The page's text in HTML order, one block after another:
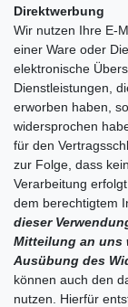
Direktwerbung
Wir nutzen Ihre E-
einer Ware oder
elektronische
Dienstleistungen,
erworben haben,
widersprochen
für den
zur Folge, dass
Verarbeitung
dem berechtigtem
dieser
Mitteilung an uns
Ausübung des
können auch den
nutzen. Hierfür